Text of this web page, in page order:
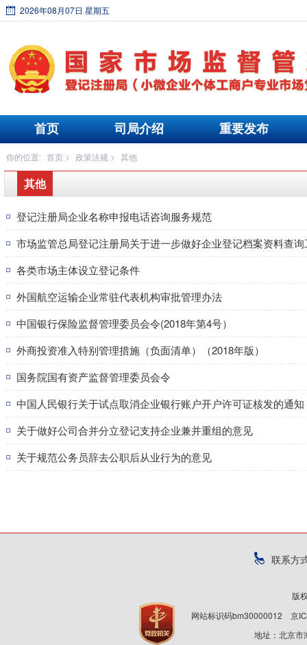
2026年08月07日 星期五
首页 司局介绍 重要发布
你的位置: 首页 > 政策法规 > 其他
其他
登记注册局企业名称申报电话咨询服务规范
市场监管总局登记注册局关于进一步做好企业登记档案资料查
各类市场主体设立登记条件
外国航空运输企业常驻代表机构审批管理办法
中国银行保险监督管理委员会令(2018年第4号）
外商投资准入特别管理措施（负面清单）（2018年版）
国务院国有资产监督管理委员会令
中国人民银行关于试点取消企业银行账户开户许可证核发的通知
关于做好公司合并分立登记支持企业兼并重组的意见
关于规范公务员辞去公职后从业行为的意见
联系方
版
网站标识码bm30000012 京
地址：北京